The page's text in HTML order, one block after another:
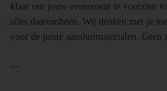
klaar om jouw evenement te voorzien
alles daaromheen. Wij denken met je
voor de juiste aansluitmaterialen. Geen
—